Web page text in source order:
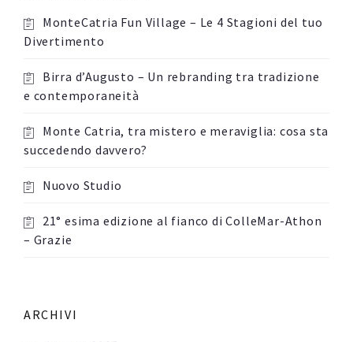
MonteCatria Fun Village – Le 4 Stagioni del tuo
Divertimento
Birra d’Augusto – Un rebranding tra tradizione
e contemporaneità
Monte Catria, tra mistero e meraviglia: cosa sta
succedendo davvero?
Nuovo Studio
21° esima edizione al fianco di ColleMar-Athon
– Grazie
ARCHIVI